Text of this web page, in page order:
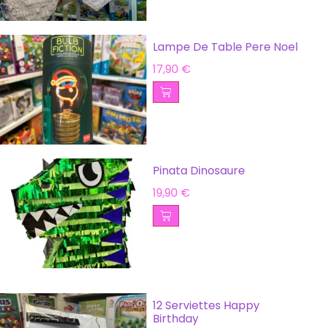
Lampe De Table Pere Noel
17,90 €
Pinata Dinosaure
19,90 €
12 Serviettes Happy
Birthday